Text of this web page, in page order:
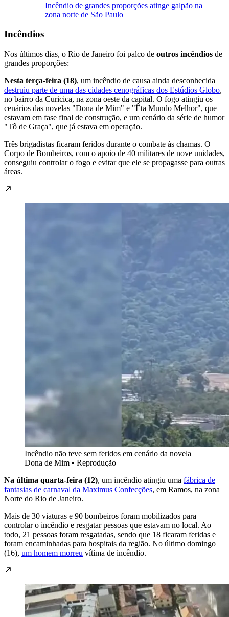
Incêndio de grandes proporções atinge galpão na
zona norte de São Paulo
Incêndios
Nos últimos dias, o Rio de Janeiro foi palco de outros incêndios de
grandes proporções:
Nesta terça-feira (18), um incêndio de causa ainda desconhecida
destruiu parte de uma das cidades cenográficas dos Estúdios Globo,
no bairro da Curicica, na zona oeste da capital. O fogo atingiu os
cenários das novelas "Dona de Mim" e "Êta Mundo Melhor", que
estavam em fase final de construção, e um cenário da série de humor
"Tô de Graça", que já estava em operação.
Três brigadistas ficaram feridos durante o combate às chamas. O
Corpo de Bombeiros, com o apoio de 40 militares de nove unidades,
conseguiu controlar o fogo e evitar que ele se propagasse para outras
áreas.
Incêndio não teve sem feridos em cenário da novela
Dona de Mim • Reprodução
Na última quarta-feira (12), um incêndio atingiu uma fábrica de
fantasias de carnaval da Maximus Confecções, em Ramos, na zona
Norte do Rio de Janeiro.
Mais de 30 viaturas e 90 bombeiros foram mobilizados para
controlar o incêndio e resgatar pessoas que estavam no local. Ao
todo, 21 pessoas foram resgatadas, sendo que 18 ficaram feridas e
foram encaminhadas para hospitais da região. No último domingo
(16), um homem morreu vítima de incêndio.